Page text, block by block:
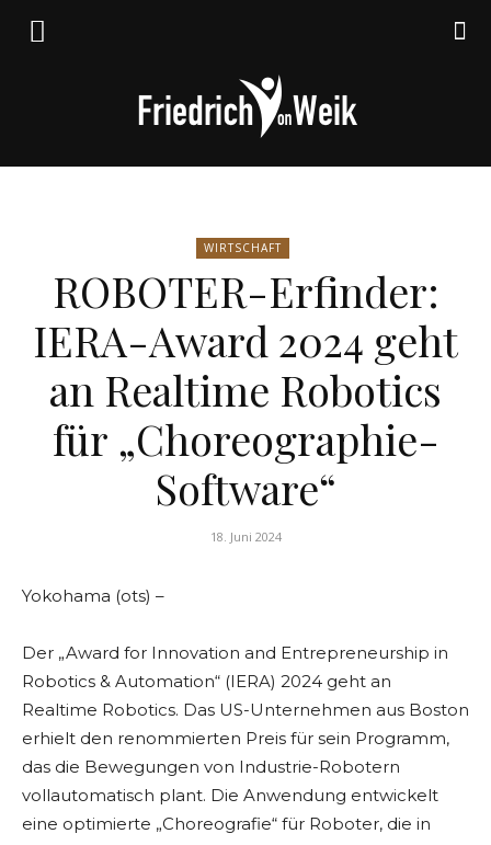
von
Weik
WIRTSCHAFT
ROBOTER-Erfinder:
IERA-Award 2024 geht
an Realtime Robotics
für „Choreographie-
Software“
18. Juni 2024
Yokohama (ots) –
Der „Award for Innovation and Entrepreneurship in
Robotics & Automation“ (IERA) 2024 geht an
Realtime Robotics. Das US-Unternehmen aus Boston
erhielt den renommierten Preis für sein Programm,
das die Bewegungen von Industrie-Robotern
vollautomatisch plant. Die Anwendung entwickelt
eine optimierte „Choreografie“ für Roboter, die in